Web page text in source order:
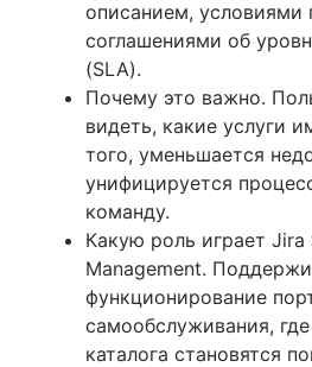
управления
Что входит в
Управление
услуг
Как каталог
процессы
Начало работы с
Понятие виртуального
ИТ-поддержка
Портал ИТ-услуг
Система размещения
Service request
описанием, условиями
соглашениями об
(SLA).
Почему это важно.
видеть, какие услуги
того, уменьшается
унифицируется
команду.
Какую роль играет Jira
Management.
функционирование
самообслуживания,
каталога становятся